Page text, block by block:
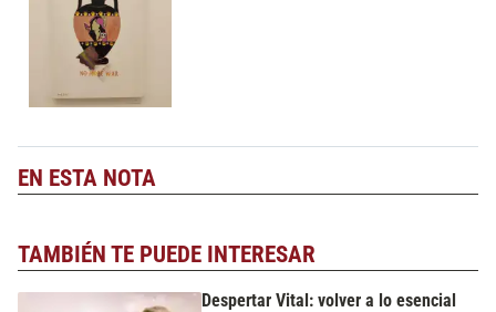
EN ESTA NOTA
TAMBIÉN TE PUEDE INTERESAR
Despertar Vital: volver a lo esencial